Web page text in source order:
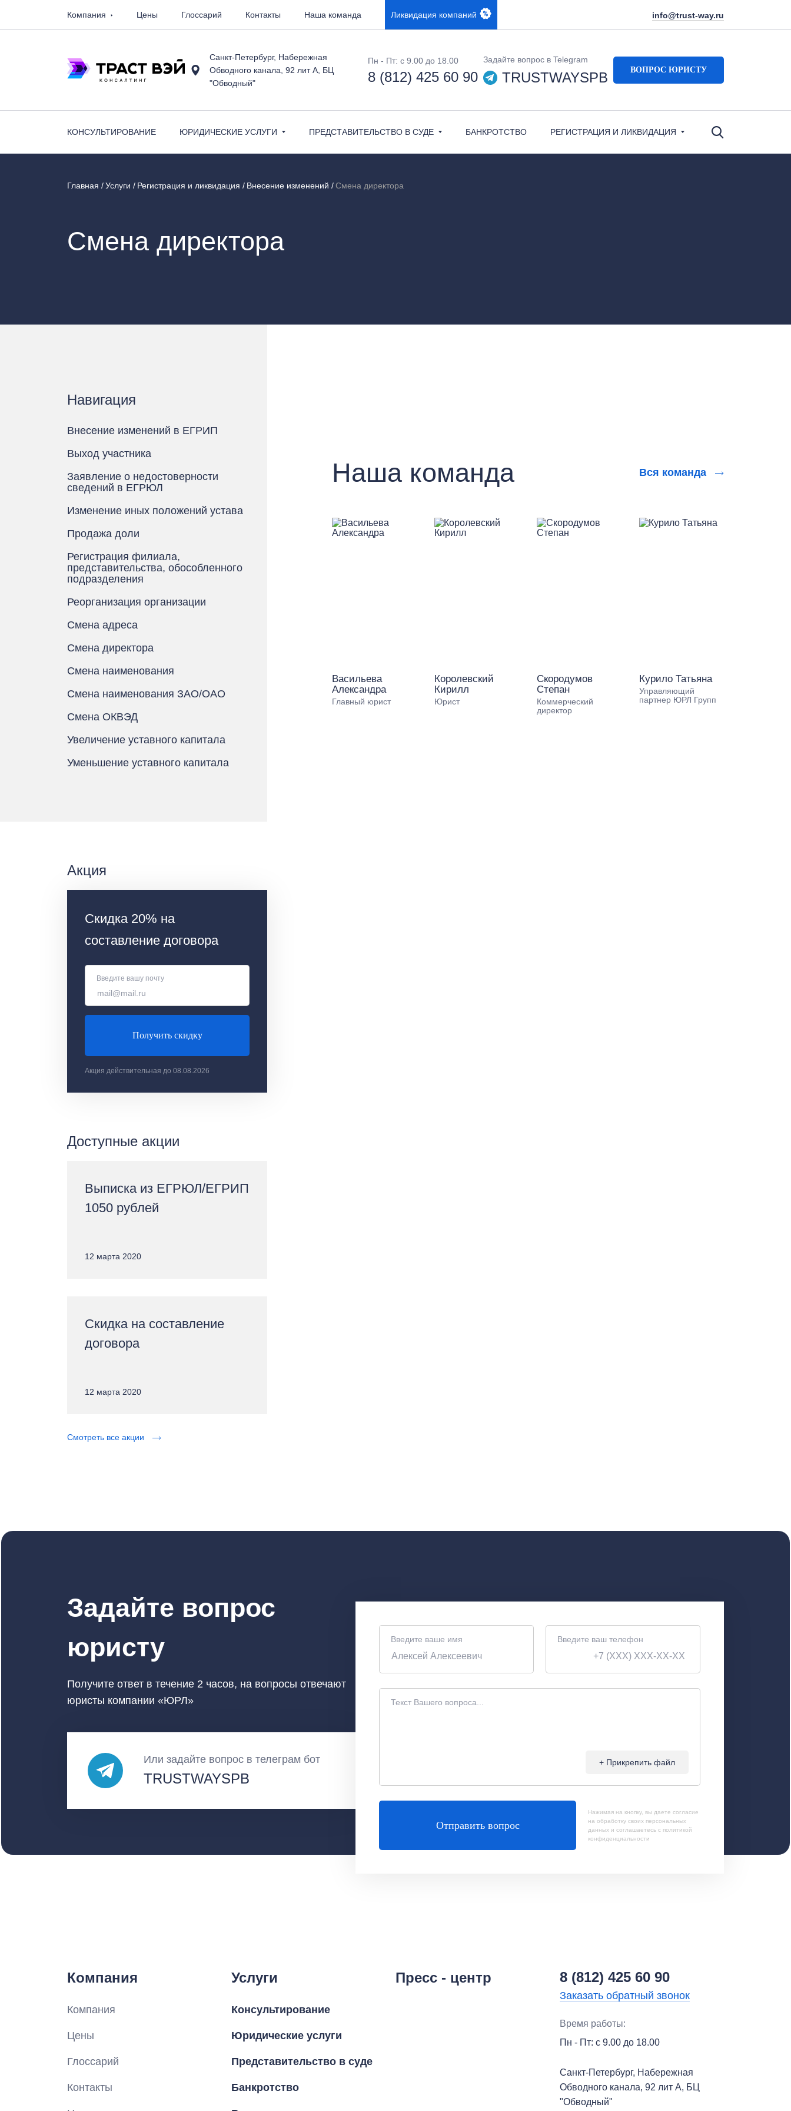
Компания Цены Глоссарий Контакты Наша команда Ликвидация компаний info@trust-way.ru
Санкт-Петербург, ​Набережная
Обводного канала, 92 лит А, БЦ
"Обводный"
Пн - Пт: с 9.00 до 18.00
8 (812) 425 60 90
Задайте вопрос в Telegram
TRUSTWAYSPB ВОПРОС ЮРИСТУ
КОНСУЛЬТИРОВАНИЕ ЮРИДИЧЕСКИЕ УСЛУГИ ПРЕДСТАВИТЕЛЬСТВО В СУДЕ БАНКРОТСТВО РЕГИСТРАЦИЯ И ЛИКВИДАЦИЯ
Главная Услуги Регистрация и ликвидация Внесение изменений Смена директора
Смена директора
Навигация
Внесение изменений в ЕГРИП
Выход участника
Заявление о недостоверности
сведений в ЕГРЮЛ
Изменение иных положений устава
Продажа доли
Регистрация филиала,
представительства, обособленного
подразделения
Реорганизация организации
Смена адреса
Смена директора
Смена наименования
Смена наименования ЗАО/ОАО
Смена ОКВЭД
Увеличение уставного капитала
Уменьшение уставного капитала
Акция
Скидка 20% на
составление договора
Введите вашу почту
Получить скидку
Акция действительная до 08.08.2026
Доступные акции
Выписка из ЕГРЮЛ/ЕГРИП
1050 рублей
12 марта 2020
Скидка на составление
договора
12 марта 2020
Смотреть все акции
Наша команда Вся команда
Васильева
Александра
Главный юрист
Королевский
Кирилл
Юрист
Скородумов
Степан
Коммерческий
директор
Курило Татьяна
Управляющий
партнер ЮРЛ Групп
Задайте вопрос
юристу
Получите ответ в течение 2 часов, на вопросы отвечают
юристы компании «ЮРЛ»
Или задайте вопрос в телеграм бот
TRUSTWAYSPB
Введите ваше имя Введите ваш телефон
Текст Вашего вопроса...
+ Прикрепить файл
Отправить вопрос
Нажимая на кнопку, вы даете согласие
на обработку своих персональных
данных и соглашаетесь с политикой
конфиденциальности
Компания
Компания
Цены
Глоссарий
Контакты
Услуги
Консультирование
Юридические услуги
Представительство в суде
Банкротство
Пресс - центр 8 (812) 425 60 90
Заказать обратный звонок
Время работы:
Пн - Пт: с 9.00 до 18.00
Санкт-Петербург, ​Набережная
Обводного канала, 92 лит А, БЦ
"Обводный"